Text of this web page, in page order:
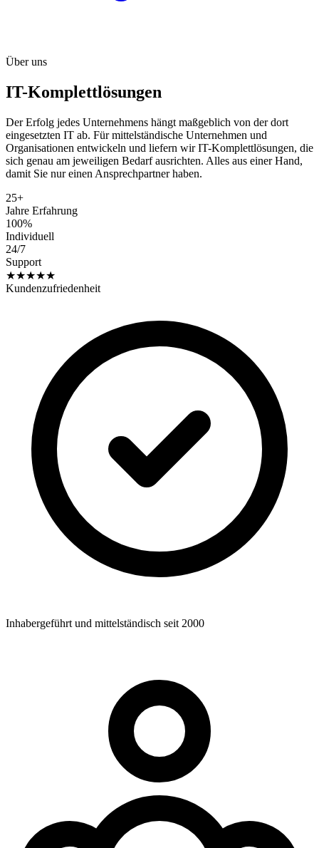
Über uns
IT-Komplettlösungen
Der Erfolg jedes Unternehmens hängt maßgeblich von der dort
eingesetzten IT ab. Für mittelständische Unternehmen und
Organisationen entwickeln und liefern wir IT-Komplettlösungen, die
sich genau am jeweiligen Bedarf ausrichten. Alles aus einer Hand,
damit Sie nur einen Ansprechpartner haben.
25+
Jahre Erfahrung
100%
Individuell
24/7
Support
★★★★★
Kundenzufriedenheit
Inhabergeführt und mittelständisch seit 2000